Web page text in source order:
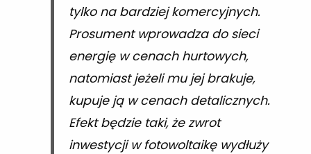
tylko na bardziej komercyjnych.
Prosument wprowadza do sieci
energię w cenach hurtowych,
natomiast jeżeli mu jej brakuje,
kupuje ją w cenach detalicznych.
Efekt będzie taki, że zwrot
inwestycji w fotowoltaikę wydłuży